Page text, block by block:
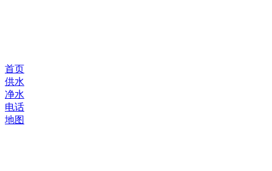
首页
供水
净水
电话
地图